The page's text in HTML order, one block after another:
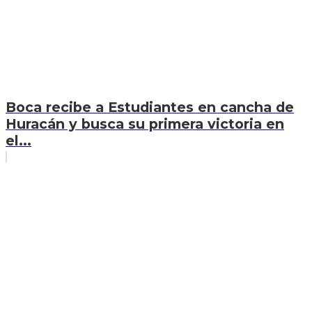
Boca recibe a Estudiantes en cancha de
Huracán y busca su primera victoria en
el...